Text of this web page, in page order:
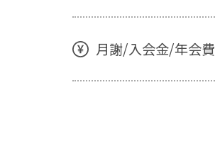
月謝/入会金/年会費